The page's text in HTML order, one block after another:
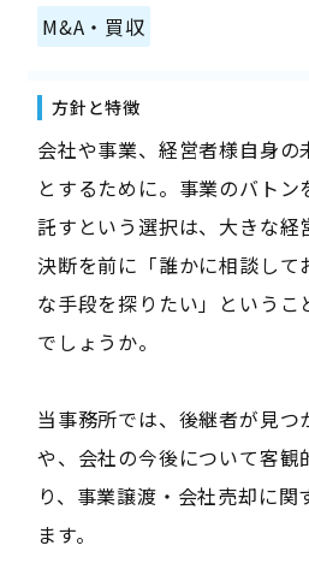
M&A・買収
方針と特徴
会社や事業、経営者様自身の
とするために。事業のバト
託すという選択は、大きな経
決断を前に「誰かに相談して
な手段を探りたい」というこ
でしょうか。
当事務所では、後継者が見つ
や、会社の今後について客観
り、事業譲渡・会社売却に関
ます。